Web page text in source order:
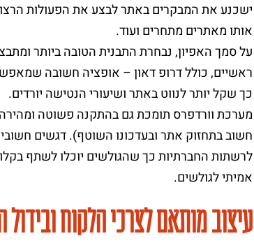
ישכנע את המבקרים באתר לבצע את הפעולות
אותו מאתרים מתחרים ועוד.
על סמך האפיון, נבחרת התבנית הטובה ביותר
ראשיים, כולל דרופ דאון – אופציה חשובה
כך שקל יותר לנווט באתר ושיעורי הנטישה יורדים.
מערכת וורדפרס תומכת גם בהתקנה פשוטה
חשוב בתחזוק אתר ובעדכונו השוטף). דגשים
לרשתות החברתיות כך שהגולשים יוכלו לשתף
אמיתי לגולשים.
עיצוב מותאם לצרכי הלקוח